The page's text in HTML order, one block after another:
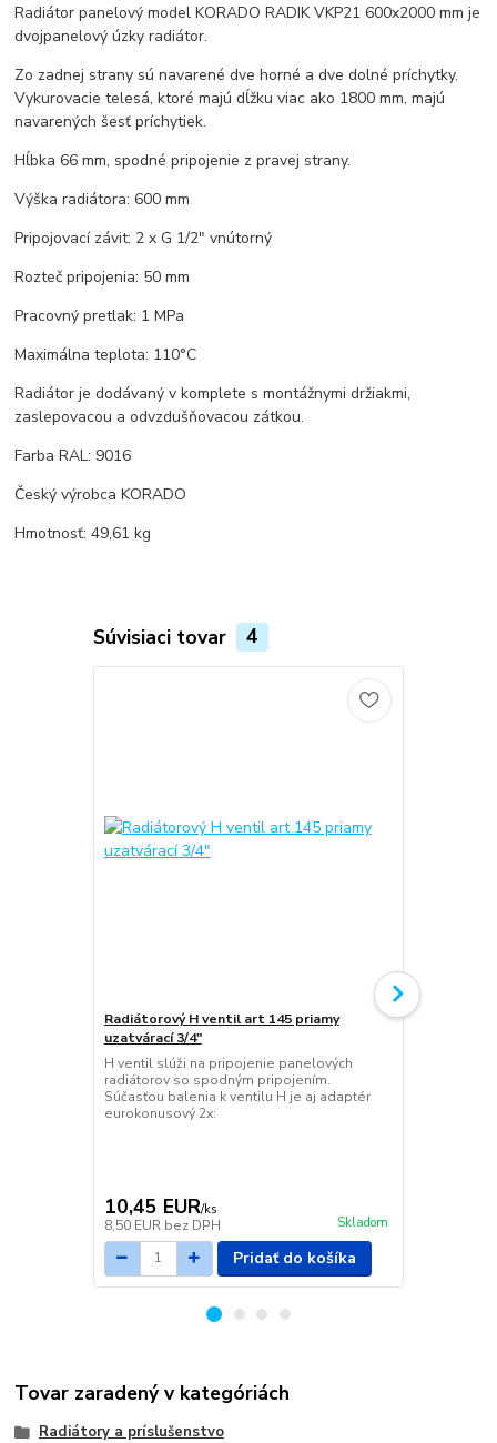
Radiátor panelový model KORADO RADIK VKP21 600x2000 mm je
dvojpanelový úzky radiátor.
Zo zadnej strany sú navarené dve horné a dve dolné príchytky.
Vykurovacie telesá, ktoré majú dĺžku viac ako 1800 mm, majú
navarených šesť príchytiek.
Hĺbka 66 mm, spodné pripojenie z pravej strany.
Výška radiátora: 600 mm
Pripojovací závit: 2 x G 1/2" vnútorný
Rozteč pripojenia: 50 mm
Pracovný pretlak: 1 MPa
Maximálna teplota: 110°C
Radiátor je dodávaný v komplete s montážnymi držiakmi,
zaslepovacou a odvzdušňovacou zátkou.
Farba RAL: 9016
Český výrobca KORADO
Hmotnosť: 49,61 kg
Súvisiaci tovar 4
Radiátorový H ventil art 145 priamy
uzatvárací 3/4"
H ventil slúži na pripojenie panelových
radiátorov so spodným pripojením.
Súčasťou balenia k ventilu H je aj adaptér
eurokonusový 2x:
10,45 EUR/ks
8,50 EUR bez DPH Skladom
Pridať do košíka
Tovar zaradený v kategóriách
Radiátory a príslušenstvo